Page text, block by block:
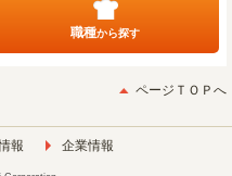
職種から探す
ページＴＯＰへ
報 企業情報